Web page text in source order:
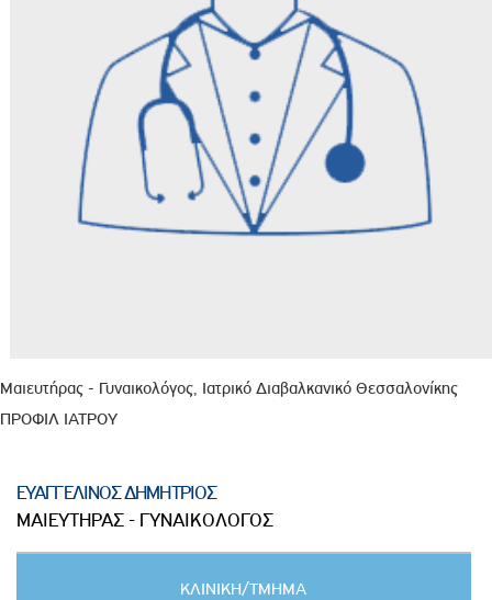
Μαιευτήρας - Γυναικολόγος, Ιατρικό Διαβαλκανικό Θεσσαλονίκης
ΠΡΟΦΙΛ ΙΑΤΡΟΥ
ΕΥΑΓΓΕΛΙΝΟΣ ΔΗΜΗΤΡΙΟΣ
ΜΑΙΕΥΤΗΡΑΣ - ΓΥΝΑΙΚΟΛΟΓΟΣ
ΚΛΙΝΙΚΗ/ΤΜΗΜΑ